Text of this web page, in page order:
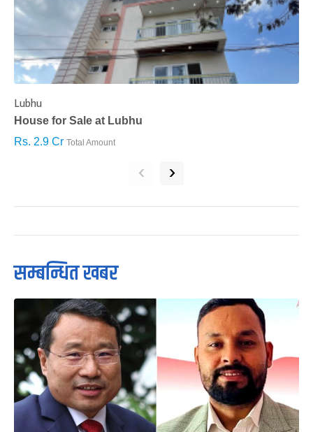
Lubhu
House for Sale at Lubhu
Rs. 2.9 Cr Total Amount
‹ ›
सम्बन्धित खबर